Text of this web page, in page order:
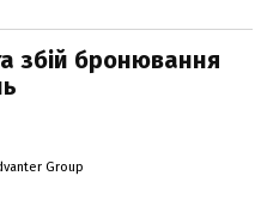
збій бронювання
Group